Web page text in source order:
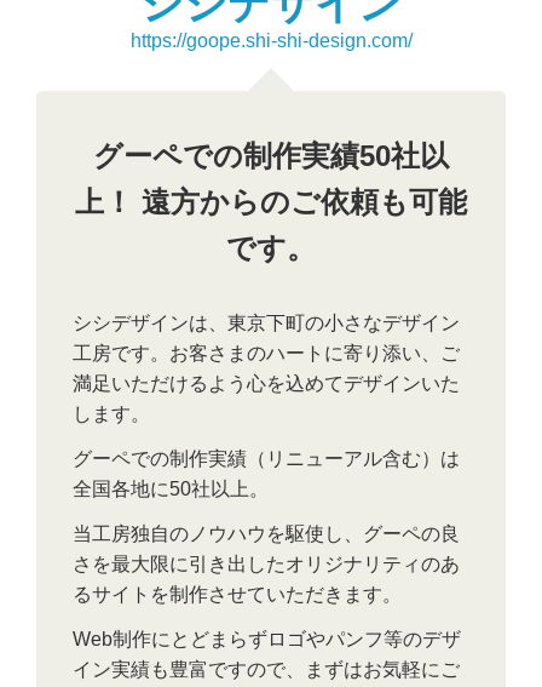
https://goope.shi-shi-design.com/
グーペでの制作実績50社以
上！ 遠方からのご依頼も可能
です。
シシデザインは、東京下町の小さなデザイン
工房です。お客さまのハートに寄り添い、ご
満足いただけるよう心を込めてデザインいた
します。
グーペでの制作実績（リニューアル含む）は
全国各地に50社以上。
当工房独自のノウハウを駆使し、グーペの良
さを最大限に引き出したオリジナリティのあ
るサイトを制作させていただきます。
Web制作にとどまらずロゴやパンフ等のデザ
イン実績も豊富ですので、まずはお気軽にご